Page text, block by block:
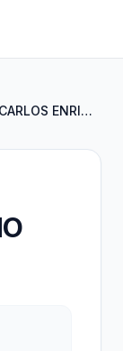
CARLOS ENRIQUE VARGAS MONTAÑO